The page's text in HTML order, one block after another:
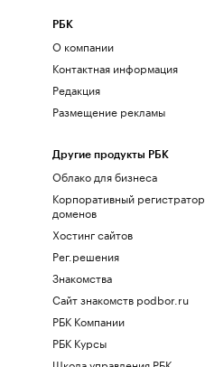
РБК
О компании
Контактная информация
Редакция
Размещение рекламы
Другие продукты РБК
Облако для бизнеса
Корпоративный регистратор
доменов
Хостинг сайтов
Рег.решения
Знакомства
Сайт знакомств podbor.ru
РБК Компании
РБК Курсы